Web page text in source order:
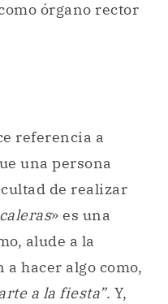
órgano rector
referencia a
una persona
de realizar
» es una
alude a la
hacer algo como,
a la fiesta”. Y,